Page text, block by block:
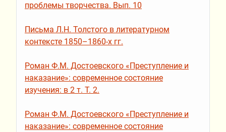
проблемы творчества. Вып. 10
Письма Л.Н. Толстого в литературном
контексте 1850–1860-х гг.
Роман Ф.М. Достоевского «Преступление и
наказание»: современное состояние
изучения: в 2 т. Т. 2.
Роман Ф.М. Достоевского «Преступление и
наказание»: современное состояние